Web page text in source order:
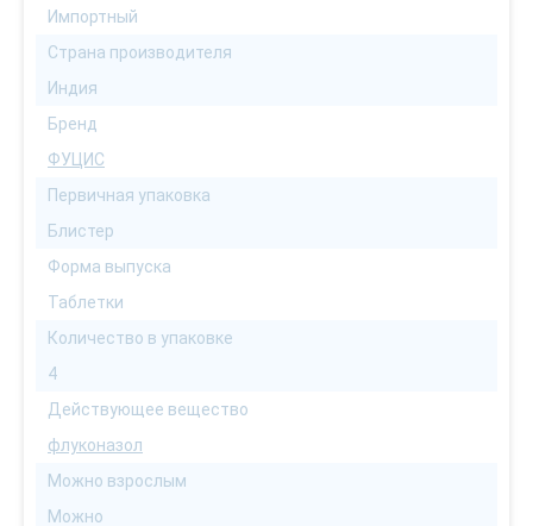
Импортный
Страна производителя
Индия
Бренд
ФУЦИС
Первичная упаковка
Блистер
Форма выпуска
Таблетки
Количество в упаковке
4
Действующее вещество
флуконазол
Можно взрослым
Можно